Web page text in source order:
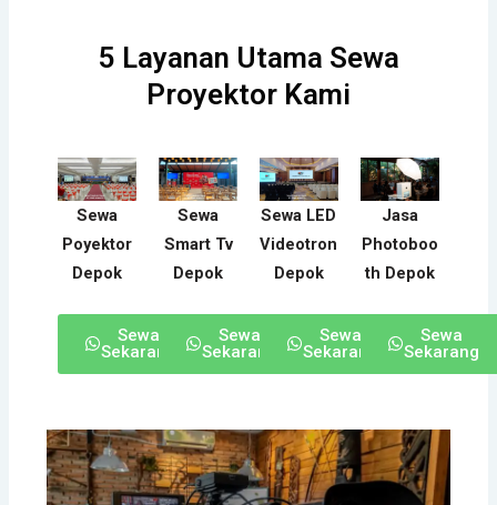
5 Layanan Utama Sewa
Proyektor Kami
Sewa
Poyektor
Depok
Sewa
Sekarang
Sewa
Smart Tv
Depok
Sewa
Sekarang
Sewa LED
Videotron
Depok
Sewa
Sekarang
Jasa
Photoboo
th Depok
Sewa
Sekarang